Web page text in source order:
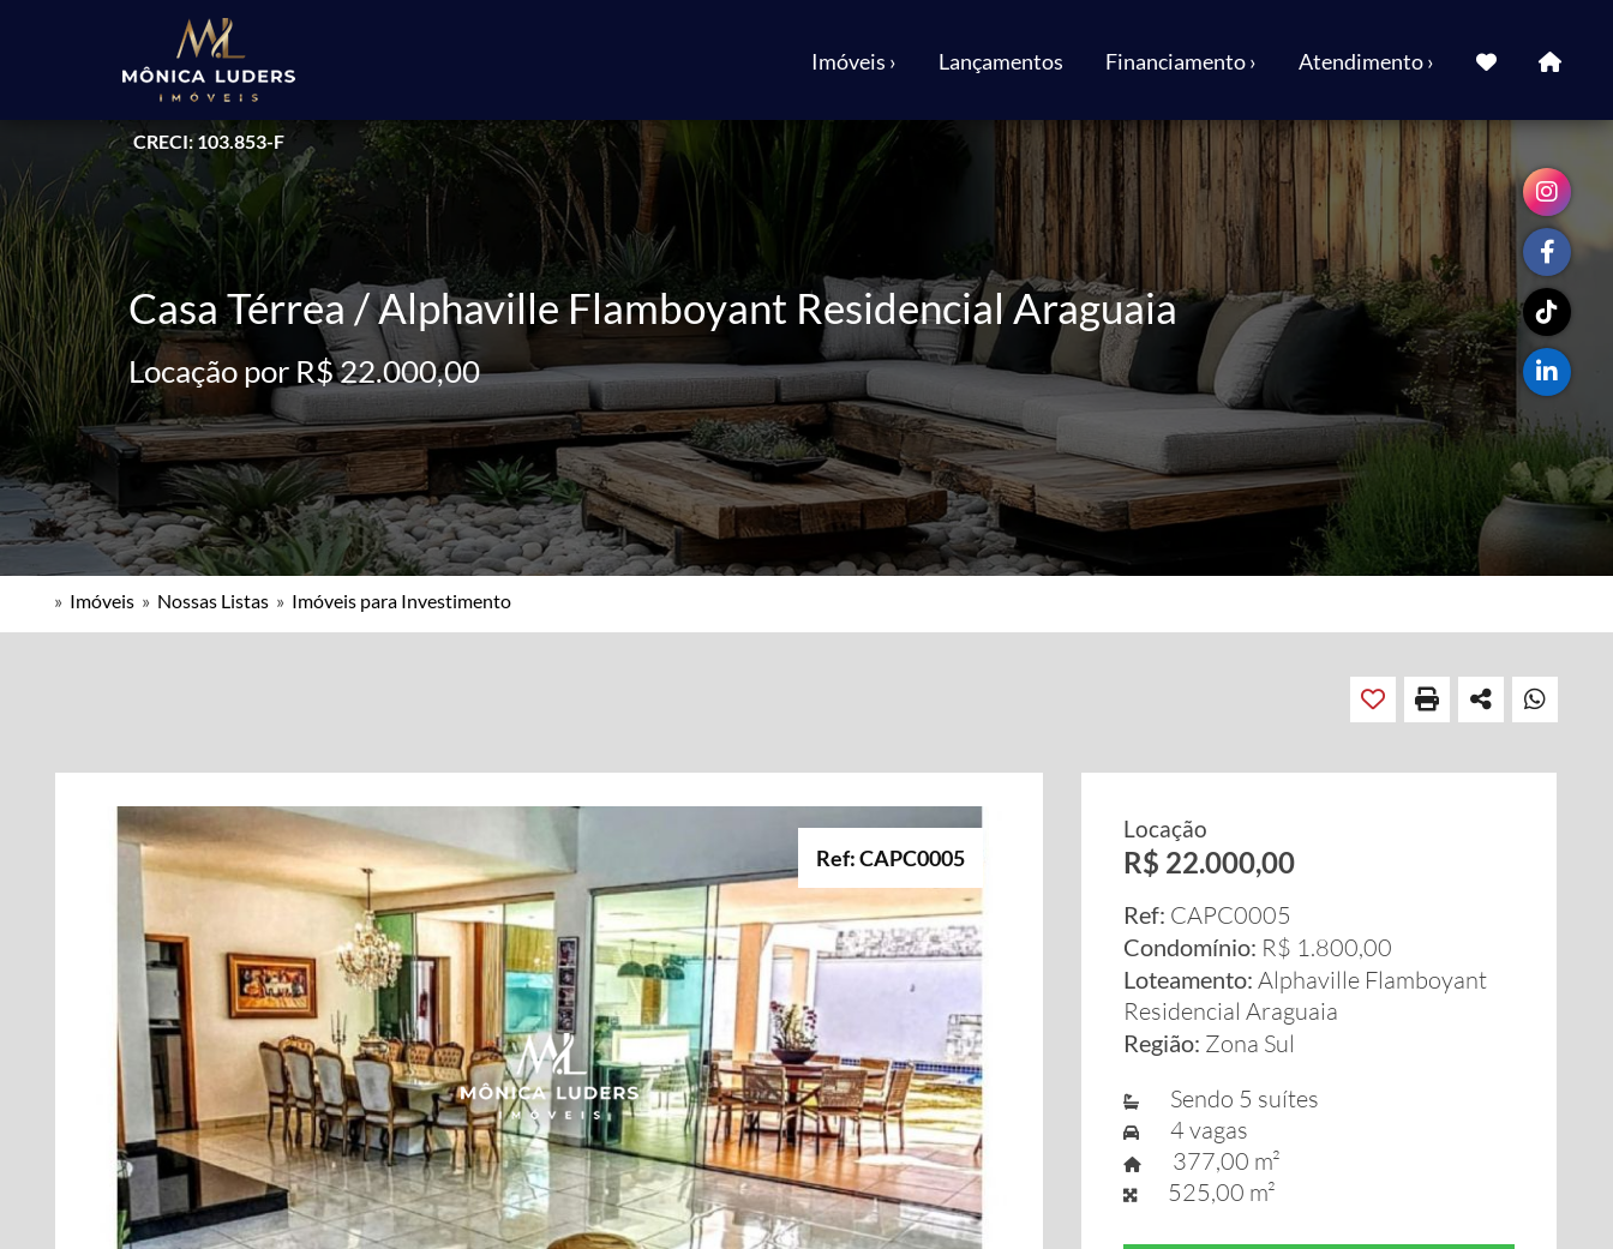
CRECI: 103.853-F
Imóveis › Lançamentos Financiamento › Atendimento ›
Casa Térrea / Alphaville Flamboyant Residencial Araguaia
Locação por R$ 22.000,00
» Imóveis » Nossas Listas » Imóveis para Investimento
Ref: CAPC0005
Locação
R$ 22.000,00
Ref: CAPC0005
Condomínio: R$ 1.800,00
Loteamento: Alphaville Flamboyant
Residencial Araguaia
Região: Zona Sul
Sendo 5 suítes
4 vagas
377,00 m²
525,00 m²